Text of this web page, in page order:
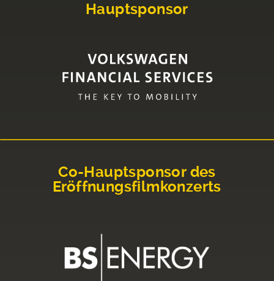
Hauptsponsor
Co-Hauptsponsor des
Eröffnungsfilmkonzerts